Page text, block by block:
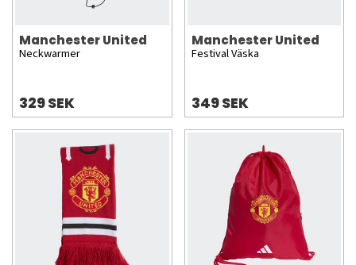
Manchester United
Neckwarmer
329 SEK
Manchester United
Festival Väska
349 SEK